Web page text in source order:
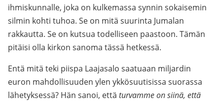
ihmiskunnalle, joka on kulkemassa synnin sokaisemin
silmin kohti tuhoa. Se on mitä suurinta Jumalan
rakkautta. Se on kutsua todelliseen paastoon. Tämän
pitäisi olla kirkon sanoma tässä hetkessä.
Entä mitä teki piispa Laajasalo saatuaan miljardin
euron mahdollisuuden ylen ykkösuutisissa suorassa
lähetyksessä? Hän sanoi, että turvamme on siinä, että